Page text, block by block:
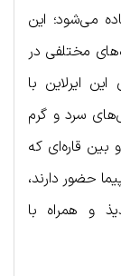
می‌شود؛ این
مختلفی در
ایرلاین با
سرد و گرم
بین قاره‌ای که
حضور دارند،
و همراه با